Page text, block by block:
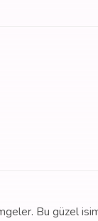
Bu güzel